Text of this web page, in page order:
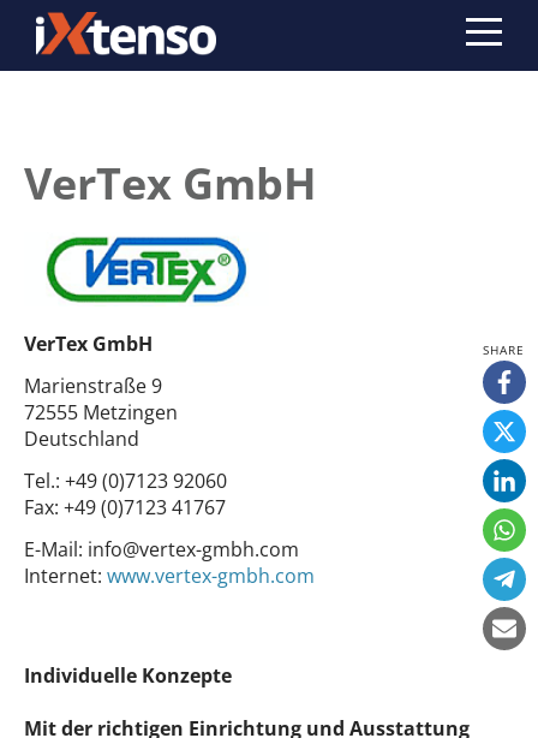
VerTex GmbH
VerTex GmbH
Marienstraße 9
72555 Metzingen
Deutschland
Tel.: +49 (0)7123 92060
Fax: +49 (0)7123 41767
E-Mail: info@vertex-gmbh.com
Internet: www.vertex-gmbh.com
Individuelle Konzepte
Mit der richtigen Einrichtung und Ausstattung